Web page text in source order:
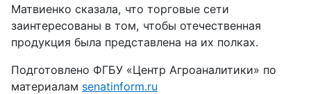
Матвиенко сказала, что торговые сети
заинтересованы в том, чтобы отечественная
продукция была представлена на их полках.
Подготовлено ФГБУ «Центр Агроаналитики» по
материалам senatinform.ru